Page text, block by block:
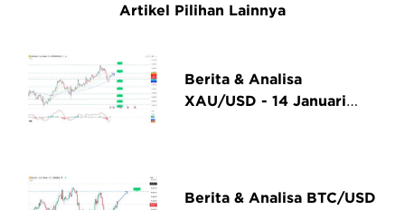
Artikel Pilihan Lainnya
Berita & Analisa
XAU/USD - 14 Januari
Berita & Analisa BTC/USD